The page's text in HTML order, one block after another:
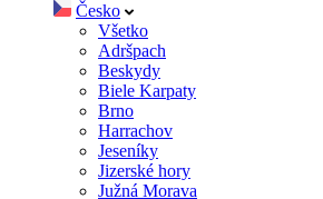
Česko
Všetko
Adršpach
Beskydy
Biele Karpaty
Brno
Harrachov
Jeseníky
Jizerské hory
Južná Morava